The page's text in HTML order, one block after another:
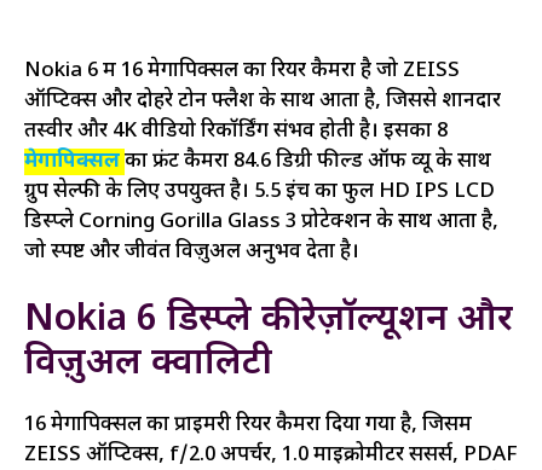
Nokia 6 में 16 मेगापिक्सल का रियर कैमरा है जो ZEISS
ऑप्टिक्स और दोहरे टोन फ्लैश के साथ आता है, जिससे शानदार
तस्वीरें और 4K वीडियो रिकॉर्डिंग संभव होती है। इसका 8
मेगापिक्सलका फ्रंट कैमरा 84.6 डिग्री फील्ड ऑफ व्यू के साथ
ग्रुप सेल्फी के लिए उपयुक्त है। 5.5 इंच का फुल HD IPS LCD
डिस्प्ले Corning Gorilla Glass 3 प्रोटेक्शन के साथ आता है,
जो स्पष्ट और जीवंत विज़ुअल अनुभव देता है।
Nokia 6 डिस्प्ले की रेज़ॉल्यूशन और
विज़ुअल क्वालिटी
16 मेगापिक्सल का प्राइमरी रियर कैमरा दिया गया है, जिसमें
ZEISS ऑप्टिक्स, f/2.0 अपर्चर, 1.0 माइक्रोमीटर सेंसर्स, PDAF